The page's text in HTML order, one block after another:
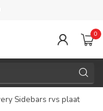
0
Sidebars rvs plaat